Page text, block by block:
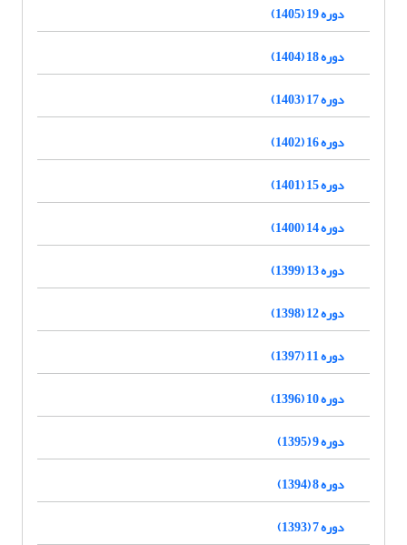
دوره 19 (1405)
دوره 18 (1404)
دوره 17 (1403)
دوره 16 (1402)
دوره 15 (1401)
دوره 14 (1400)
دوره 13 (1399)
دوره 12 (1398)
دوره 11 (1397)
دوره 10 (1396)
دوره 9 (1395)
دوره 8 (1394)
دوره 7 (1393)